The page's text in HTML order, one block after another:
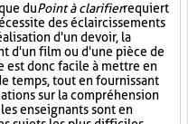
duPoint à clarifierrequiert
des éclaircissements
d'un devoir, la
d'un film ou d'une pièce de
est donc facile à mettre en
temps, tout en fournissant
sur la compréhension
enseignants sont en